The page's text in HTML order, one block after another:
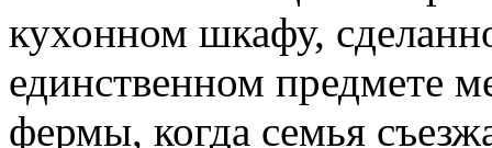
кухонном шкафу,
единственном предмете
фермы, когда семья